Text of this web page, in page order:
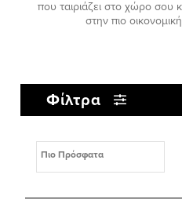
που ταιριάζει στο χώρο σου
στην πιο
Φίλτρα